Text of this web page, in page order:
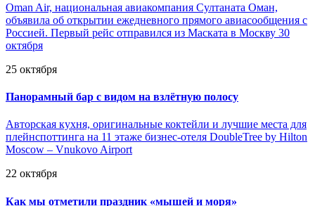
Oman Air, национальная авиакомпания Султаната Оман,
объявила об открытии ежедневного прямого авиасообщения с
Россией. Первый рейс отправился из Маската в Москву 30
октября
25 октября
Панорамный бар с видом на взлётную полосу
Авторская кухня, оригинальные коктейли и лучшие места для
плейнспоттинга на 11 этаже бизнес-отеля DoubleTree by Hilton
Moscow – Vnukovo Airport
22 октября
Как мы отметили праздник «мышей и моря»